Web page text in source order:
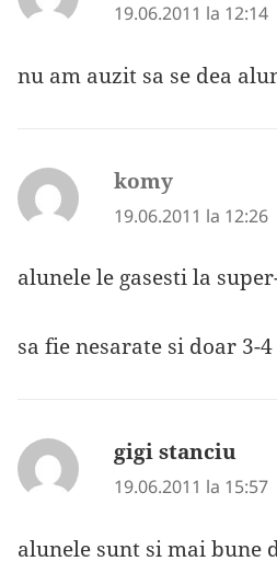
19.06.2011 la 12:14
nu am auzit sa se dea
komy
19.06.2011 la 12:26
alunele le gasesti la
sa fie nesarate si doar 3-
gigi stanciu
19.06.2011 la 15:57
alunele sunt si mai bune